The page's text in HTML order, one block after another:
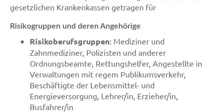
gesetzlichen Krankenkassen getragen für
Risikogruppen und deren Angehörige
Risikoberufsgruppen: Mediziner und
Zahnmediziner, Polizisten und anderer
Ordnungsbeamte, Rettungshelfer, Angestellte in
Verwaltungen mit regem Publikumsverkehr,
Beschäftigte der Lebensmittel- und
Energieversorgung, Lehrer/in, Erzieher/in,
Busfahrer/in